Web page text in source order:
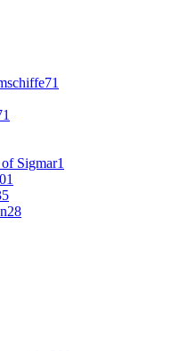
71
Sigmar1
1
28